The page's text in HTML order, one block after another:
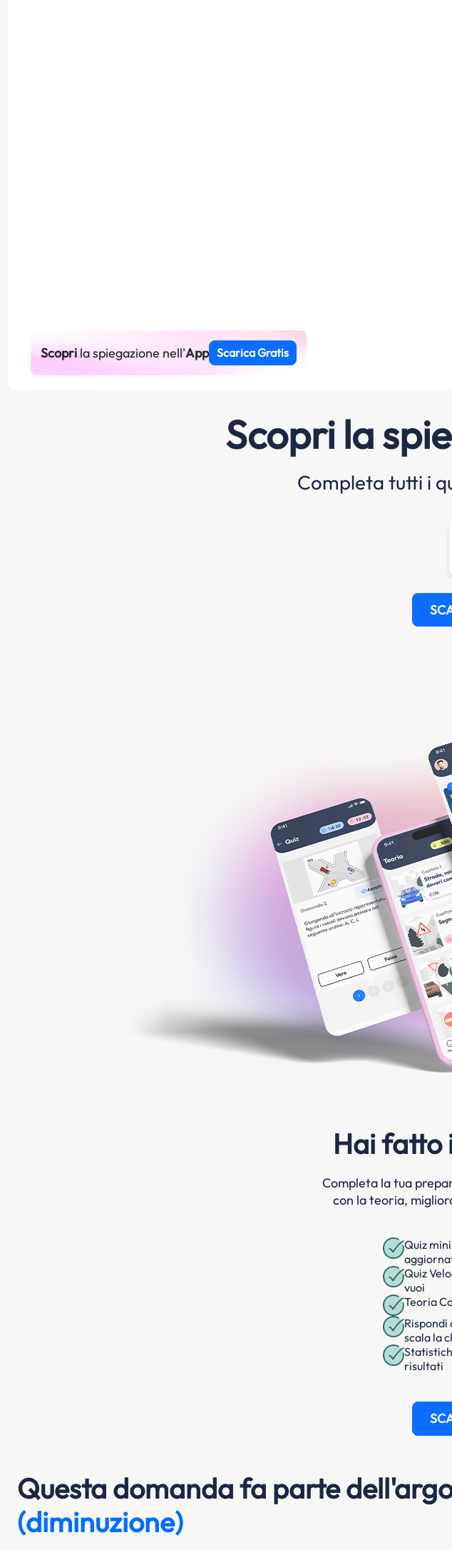
Scoprila spiegazione nell'App Scarica Gratis
Scopri la
Completa tutti i
Hai fatto
Completa la tua
con la teoria,
Quiz
Quiz
vuoi
Teoria
Rispondi
scala la
risultati
Questa domanda fa parte
(diminuzione)